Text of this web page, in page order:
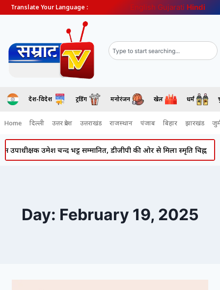
Translate Your Language : English Gujarati Hindi
देश-विदेश ट्रेंडिंग मनोरंजन खेल धर्म
Home दिल्ली उत्तर प्रदेश उत्तराखंड राजस्थान पंजाब बिहार झारखंड
उमेश चन्द भट्ट सम्मानित, डीजीपी की ओर से मिला स्मृति चिह्न Atiq
Day: February 19, 2025